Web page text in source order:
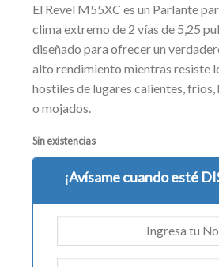
El Revel M55XC es un Parlante
clima extremo de 2 vías de 5,25
diseñado para ofrecer un
alto rendimiento mientras resiste
hostiles de lugares calientes, fríos,
o mojados.
Sin existencias
¡Avísame cuando esté